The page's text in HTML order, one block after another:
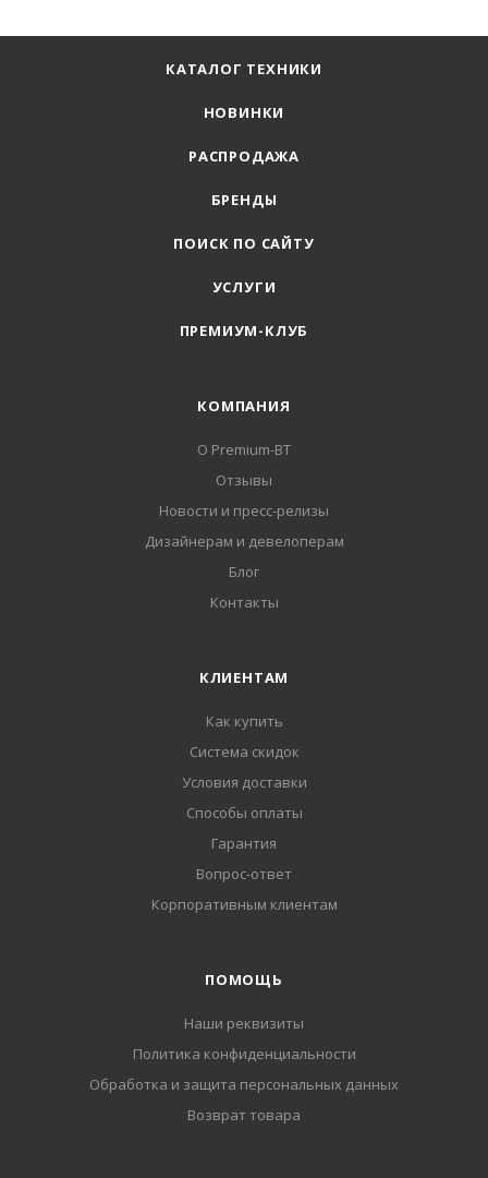
КАТАЛОГ ТЕХНИКИ
НОВИНКИ
РАСПРОДАЖА
БРЕНДЫ
ПОИСК ПО САЙТУ
УСЛУГИ
ПРЕМИУМ-КЛУБ
КОМПАНИЯ
О Premium-BT
Отзывы
Новости и пресс-релизы
Дизайнерам и девелоперам
Блог
Контакты
КЛИЕНТАМ
Как купить
Система скидок
Условия доставки
Способы оплаты
Гарантия
Вопрос-ответ
Корпоративным клиентам
ПОМОЩЬ
Наши реквизиты
Политика конфиденциальности
Обработка и защита персональных данных
Возврат товара